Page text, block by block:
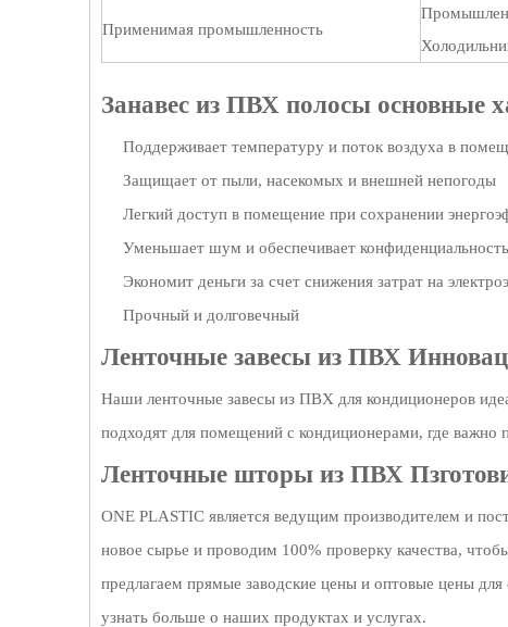
Применимая промышленность
Занавес из ПВХ полосы основные
Поддерживает температуру и поток воздуха в
Защищает от пыли, насекомых и внешней непогоды
Легкий доступ в помещение при сохранении
Уменьшает шум и обеспечивает конфиденциальность
Экономит деньги за счет снижения затрат на
Прочный и долговечный
Ленточные завесы из ПВХ
Наши ленточные завесы из ПВХ для кондиционеров
подходят для помещений с кондиционерами, где
Ленточные шторы из ПВХ
ONE PLASTIC является ведущим производителем и
новое сырье и проводим 100% проверку качества,
предлагаем прямые заводские цены и оптовые цены
узнать больше о наших продуктах и ​​услугах.